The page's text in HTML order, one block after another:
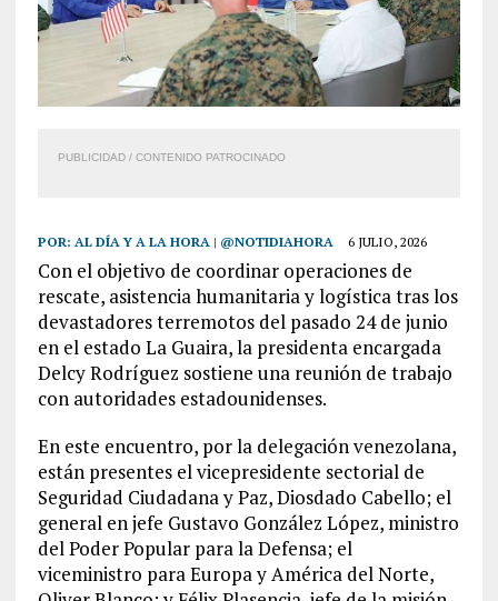
PUBLICIDAD / CONTENIDO PATROCINADO
POR: AL DÍA Y A LA HORA | @NOTIDIAHORA 6 JULIO, 2026
Con el objetivo de coordinar operaciones de
rescate, asistencia humanitaria y logística tras los
devastadores terremotos del pasado 24 de junio
en el estado La Guaira, la presidenta encargada
Delcy Rodríguez sostiene una reunión de trabajo
con autoridades estadounidenses.
En este encuentro, por la delegación venezolana,
están presentes el vicepresidente sectorial de
Seguridad Ciudadana y Paz, Diosdado Cabello; el
general en jefe Gustavo González López, ministro
del Poder Popular para la Defensa; el
viceministro para Europa y América del Norte,